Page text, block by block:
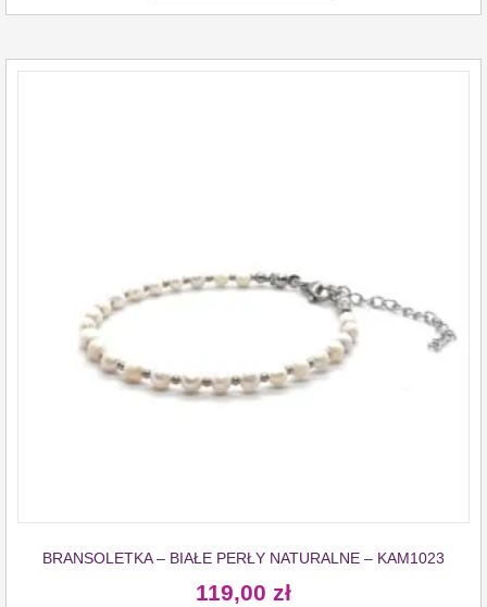
BRANSOLETKA – BIAŁE PERŁY NATURALNE – KAM1023
119,00 zł